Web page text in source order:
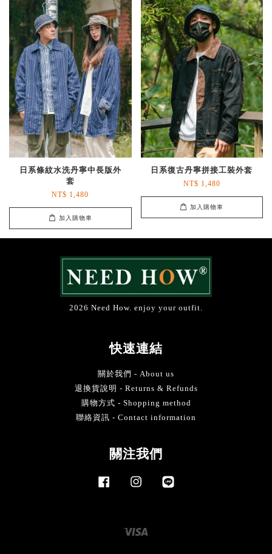
日系條紋水洗丹寧中長版外
套
NT$ 1,480
加入購物車
日系復古丹寧拼接工裝外套
NT$ 1,480
加入購物車
2026 Need How. enjoy your outfit.
快速連結
關於我們 - About us
退換貨說明 - Returns & Refunds
購物方式 - Shopping method
聯絡資訊 - Contact information
關注我們
Facebook Instagram